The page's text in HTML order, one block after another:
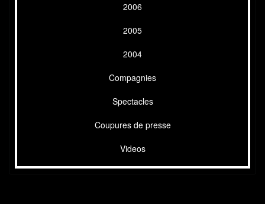
2006
2005
2004
Compagnies
Spectacles
Coupures de presse
Videos